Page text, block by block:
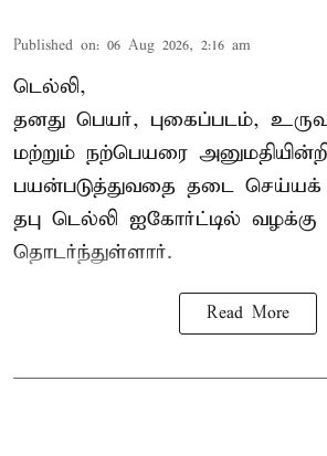
Published on: 06 Aug 2026, 2:16 am
டெல்லி,
தனது பெயர், புகைப்படம்,
மற்றும் நற்பெயரை
பயன்படுத்துவதை தடை செய்யக்
தபு டெல்லி ஐகோர்ட்டில் வழக்கு
தொடர்ந்துள்ளார்.
Read More